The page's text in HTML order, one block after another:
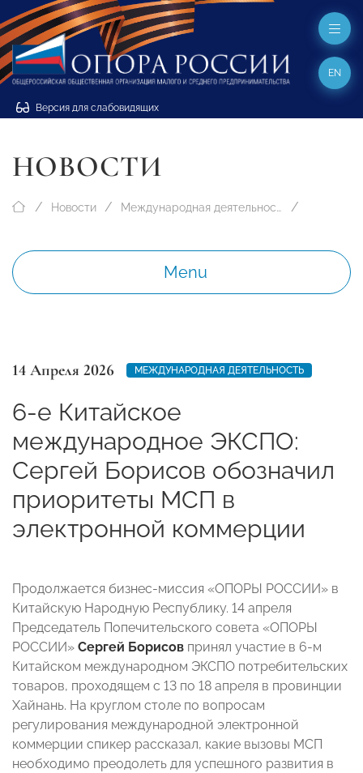
Версия для слабовидящих
EN
НОВОСТИ
Новости Международная деятельность
Menu
14 Апреля 2026 МЕЖДУНАРОДНАЯ ДЕЯТЕЛЬНОСТЬ
6-е Китайское
международное ЭКСПО:
Сергей Борисов обозначил
приоритеты МСП в
электронной коммерции
Продолжается бизнес-миссия «ОПОРЫ РОССИИ» в
Китайскую Народную Республику. 14 апреля
Председатель Попечительского совета «ОПОРЫ
РОССИИ» Сергей Борисов принял участие в 6-м
Китайском международном ЭКСПО потребительских
товаров, проходящем с 13 по 18 апреля в провинции
Хайнань. На круглом столе по вопросам
регулирования международной электронной
коммерции спикер рассказал, какие вызовы МСП
необходимо преодолеть для успешного развития в